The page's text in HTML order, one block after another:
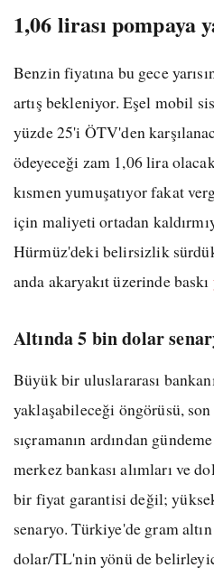
1,06 lirası pompaya
Benzin fiyatına bu gece
artış bekleniyor. Eşel mobil
yüzde 25'i ÖTV'den
ödeyeceği zam 1,06 lira
kısmen yumuşatıyor fakat
için maliyeti ortadan
Hürmüz'deki belirsizlik
anda akaryakıt üzerinde baskı
Altında 5 bin dolar
Büyük bir uluslararası
yaklaşabileceği öngörüsü,
sıçramanın ardından
merkez bankası alımları ve
bir fiyat garantisi değil;
senaryo. Türkiye'de gram
dolar/TL'nin yönü de